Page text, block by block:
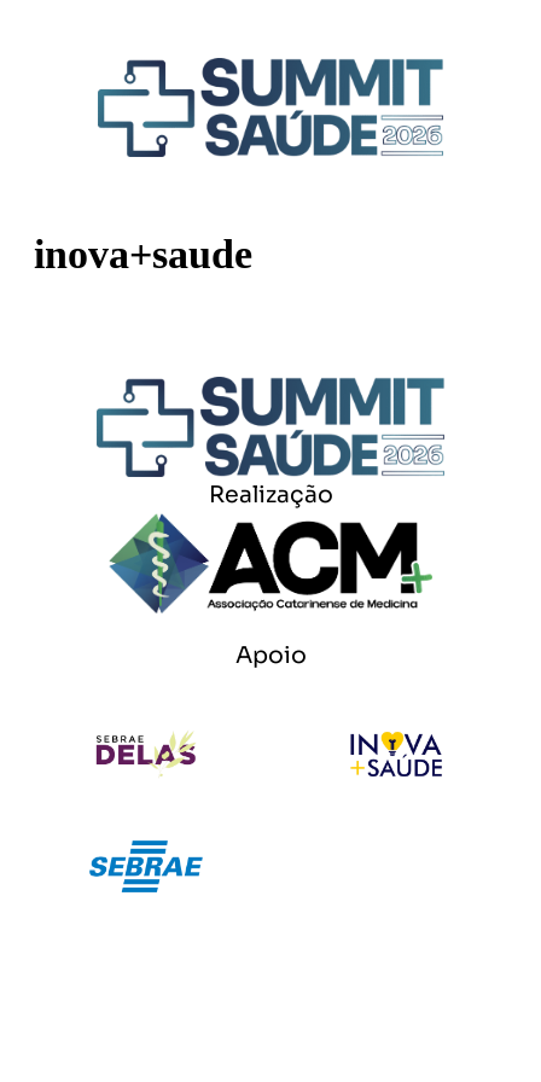
inova+saude
Realização
Apoio